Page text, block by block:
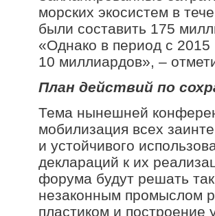
морских экосистем в
были составить 175
«Однако в период с
10 миллиардов», –
План действий по
Тема нынешней
мобилизация всех
и устойчивого
деклараций к их
форума будут решать
незаконным промыслом
пластиком и построение